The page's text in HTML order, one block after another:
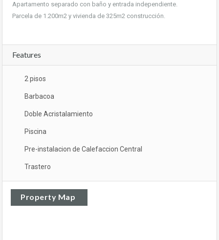
Apartamento separado con baño y entrada independiente.
Parcela de 1.200m2 y vivienda de 325m2 construcción.
Features
2 pisos
Barbacoa
Doble Acristalamiento
Piscina
Pre-instalacion de Calefaccion Central
Trastero
Property Map